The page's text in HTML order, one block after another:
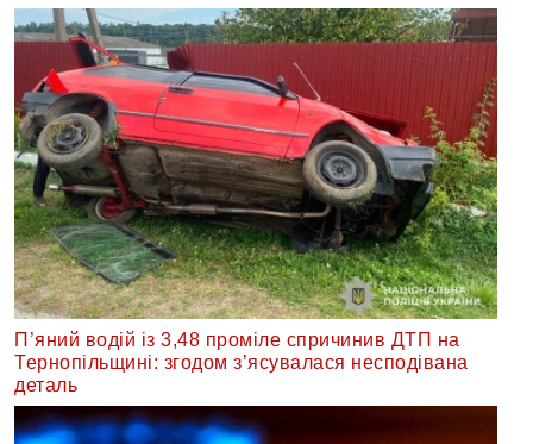
П’яний водій із 3,48 проміле спричинив ДТП на
Тернопільщині: згодом з’ясувалася несподівана
деталь